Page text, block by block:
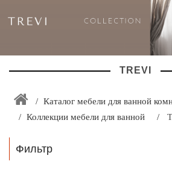
КАТАЛОГ МЕБЕЛИ ДЛЯ ВАННОЙ КОМНАТЫ
ДОСТАВКА И ВОЗВРАТ
РАСПРОДАЖА
TREVI
Каталог мебели для ванной
Коллекции мебели для ванной
Фильтр